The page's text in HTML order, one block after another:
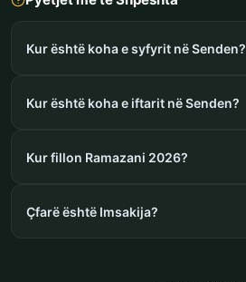
Kur është koha e syfyrit në Senden?
Kur është koha e iftarit në Senden?
Kur fillon Ramazani 2026?
Çfarë është Imsakija?